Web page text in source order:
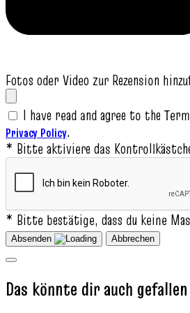
Fotos oder Video zur Rezension
I have read and agree to the
Privacy Policy.
* Bitte aktiviere das
* Bitte bestätige, dass du keine
Absenden Abbrechen
Das könnte dir auch